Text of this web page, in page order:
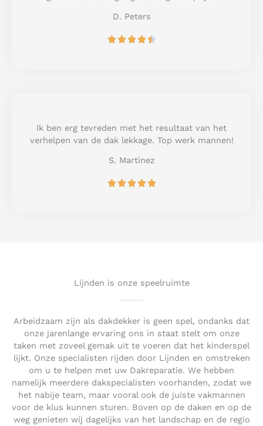
D. Peters

f
Ik ben erg tevreden met het resultaat van het
verhelpen van de dak lekkage. Top werk mannen!
S. Martinez
R
Lijnden is onze speelruimte
Arbeidzaam zijn als dakdekker is geen spel, ondanks dat
onze jarenlange ervaring ons in staat stelt om onze
taken met zoveel gemak uit te voeren dat het kinderspel
lijkt. Onze specialisten rijden door Lijnden en omstreken
om u te helpen met uw Dakreparatie. We hebben
namelijk meerdere dakspecialisten voorhanden, zodat we
het nabije team, maar vooral ook de juiste vakmannen
voor de klus kunnen sturen. Boven op de daken en op de
weg genieten wij dagelijks van het landschap en de regio